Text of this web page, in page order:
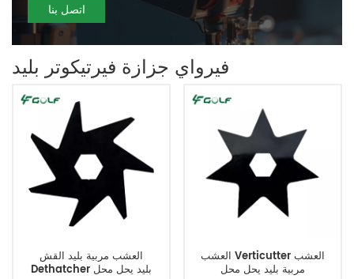
اتصل بنا
فيرواي جزازة فيرتيكوتر بليد
العشب مربية بليد القش
Dethatcher بليد يحل محل
العشب Verticutter العشب
مربية بليد يحل محل